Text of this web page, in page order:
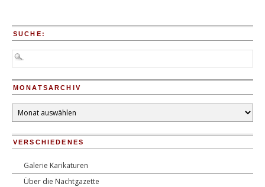
SUCHE:
MONATSARCHIV
Monatsarchiv
VERSCHIEDENES
Galerie Karikaturen
Über die Nachtgazette